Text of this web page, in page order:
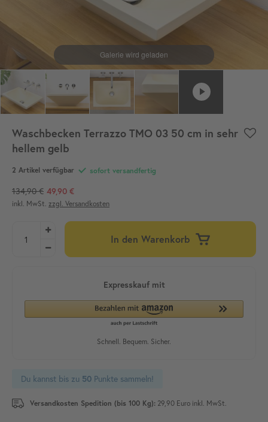
Waschbecken Terrazzo TMO 03 50 cm in sehr
hellem gelb
2 Artikel verfügbar sofort versandfertig
134,90 € 49,90 €
inkl. MwSt. zzgl. Versandkosten
In den Warenkorb
Du kannst bis zu 50 Punkte sammeln!
Versandkosten Spedition (bis 100 Kg): 29,90 Euro inkl. MwSt.